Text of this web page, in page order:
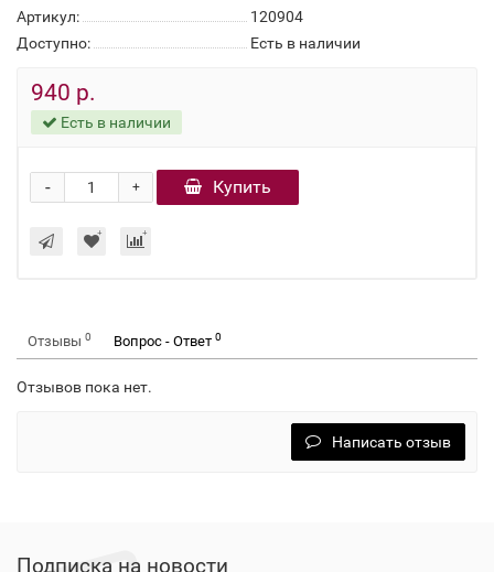
Артикул:
120904
Доступно:
Есть в наличии
940 р.
Есть в наличии
+
- Купить
Отзывы 0 Вопрос - Ответ 0
Отзывов пока нет.
Написать отзыв
Подписка на новости